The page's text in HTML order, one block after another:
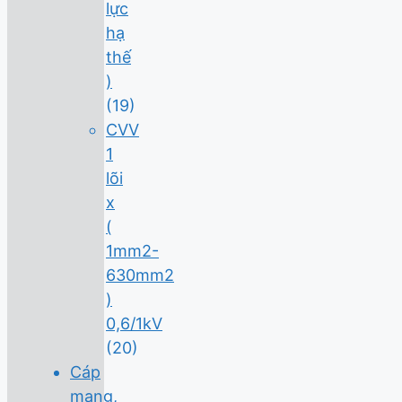
lực
hạ
thế
)
(19)
CVV
1
lõi
x
(
1mm2-
630mm2
)
0,6/1kV
(20)
Cáp
mạng,